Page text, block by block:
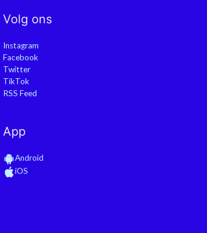
Volg ons
Instagram
Facebook
Twitter
TikTok
RSS Feed
App
Android
iOS